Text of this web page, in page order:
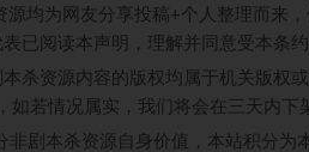
源均为网友分享投稿+个人整理而来
已阅读本声明，理解并同意受本条
本杀资源内容的版权均属于机关版权
如若情况属实，我们将会在三天内下
非剧本杀资源自身价值，本站积分